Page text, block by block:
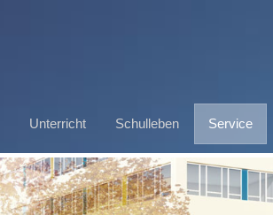
Unterricht Schulleben Service